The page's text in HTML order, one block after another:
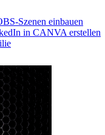
Szenen einbauen
in CANVA erstellen